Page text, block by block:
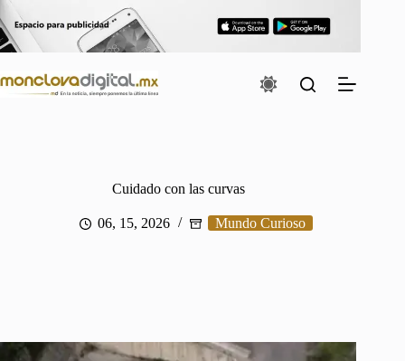
al
contenido
Cuidado con las curvas
06, 15, 2026 Mundo Curioso